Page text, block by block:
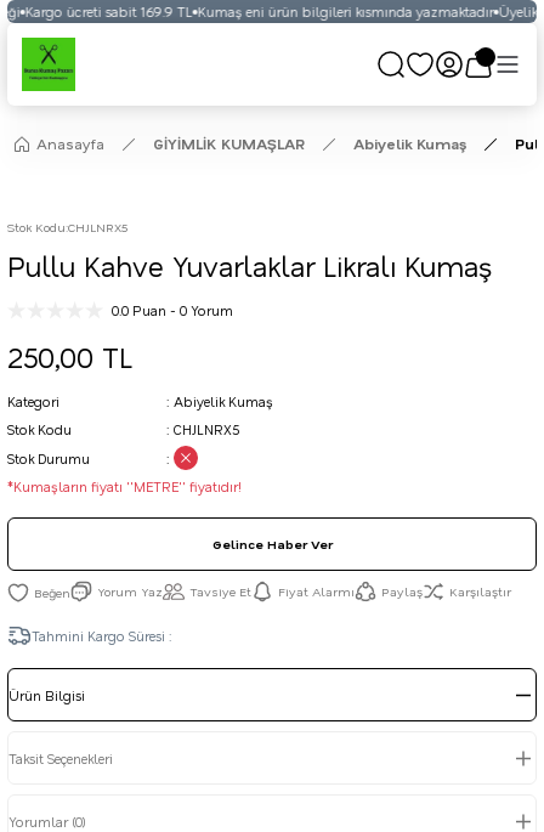
Kargo ücreti sabit 169.9 TL Kumaş eni ürün bilgileri kısmında yazmaktadır Üyelikli
Anasayfa GİYİMLİK KUMAŞLAR Abiyelik Kumaş
Stok Kodu:CHJLNRX5
Pullu Kahve Yuvarlaklar Likralı Kumaş
0.0 Puan - 0 Yorum
250,00 TL
Kategori
Abiyelik Kumaş
Stok Kodu
CHJLNRX5
Stok Durumu
*Kumaşların fiyatı ''METRE'' fiyatıdır!
Gelince Haber Ver
Yorum Yaz Tavsiye Et Fiyat Alarmı Paylaş Karşılaştır
Tahmini Kargo Süresi :
Ürün Bilgisi
Taksit Seçenekleri
Yorumlar (0)